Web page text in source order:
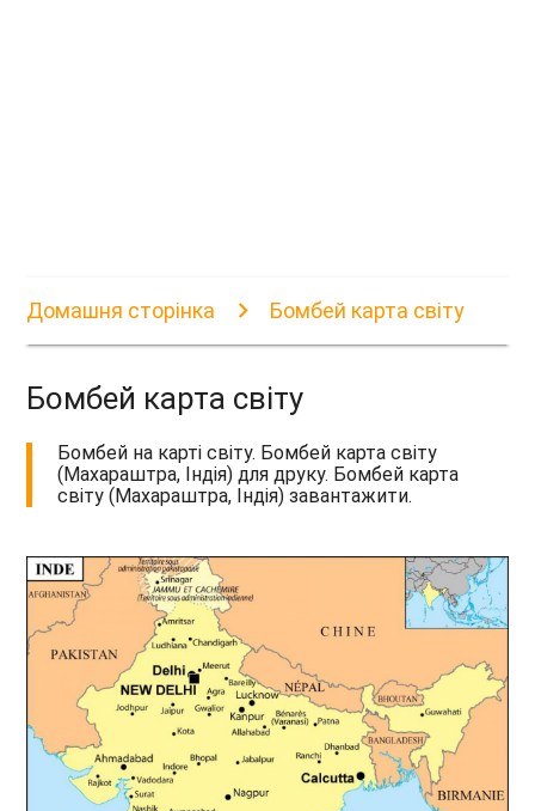
Домашня сторінка Бомбей карта світу
Бомбей карта світу
Бомбей на карті світу. Бомбей карта світу
(Махараштра, Індія) для друку. Бомбей карта
світу (Махараштра, Індія) завантажити.